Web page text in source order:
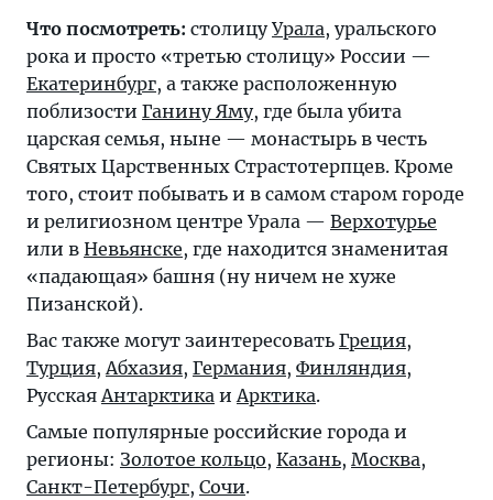
Что посмотреть: столицуУрала, уральского
рока и просто «третью столицу» России —
Екатеринбург, а также расположенную
поблизости Ганину Яму, где была убита
царская семья, ныне — монастырь в честь
Святых Царственных Страстотерпцев. Кроме
того, стоит побывать и в самом старом городе
и религиозном центре Урала — Верхотурье
или в Невьянске, где находится знаменитая
«падающая» башня (ну ничем не хуже
Пизанской).
Вас также могут заинтересовать Греция,
Турция,Абхазия, Германия, Финляндия,
РусскаяАнтарктика иАрктика.
Самые популярные российские города и
регионы: Золотое кольцо, Казань, Москва,
Санкт-Петербург, Сочи.